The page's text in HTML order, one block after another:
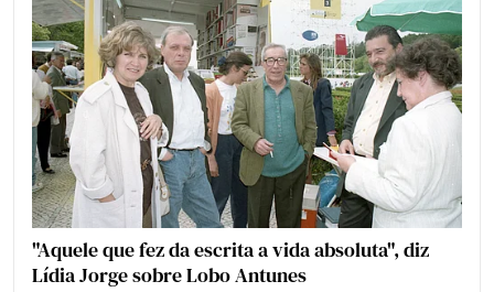
"Aquele que fez da escrita a vida absoluta", diz
Lídia Jorge sobre Lobo Antunes